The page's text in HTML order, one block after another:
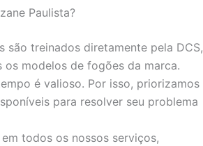
Paulista?
são treinados diretamente pela DCS,
modelos de fogões da marca.
é valioso. Por isso, priorizamos
para resolver seu problema
todos os nossos serviços,